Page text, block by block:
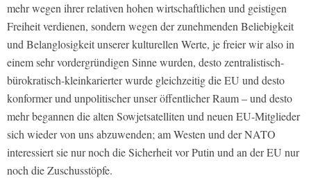
mehr wegen ihrer relativen hohen wirtschaftlichen und geistigen
Freiheit verdienen, sondern wegen der zunehmenden Beliebigkeit
und Belanglosigkeit unserer kulturellen Werte, je freier wir also in
einem sehr vordergründigen Sinne wurden, desto zentralistisch-
bürokratisch-kleinkarierter wurde gleichzeitig die EU und desto
konformer und unpolitischer unser öffentlicher Raum – und desto
mehr begannen die alten Sowjetsatelliten und neuen EU-Mitglieder
sich wieder von uns abzuwenden; am Westen und der NATO
interessiert sie nur noch die Sicherheit vor Putin und an der EU nur
noch die Zuschusstöpfe.